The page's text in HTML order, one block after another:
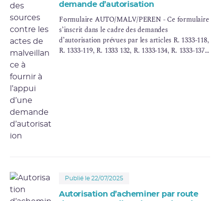
demande d’autorisation
Formulaire AUTO/MALV/PEREN - Ce formulaire
s’inscrit dans le cadre des demandes
d’autorisation prévues par les articles R. 1333-118,
R. 1333-119, R. 1333 132, R. 1333-134, R. 1333-137
Publié le 22/07/2025
Autorisation d’acheminer par route